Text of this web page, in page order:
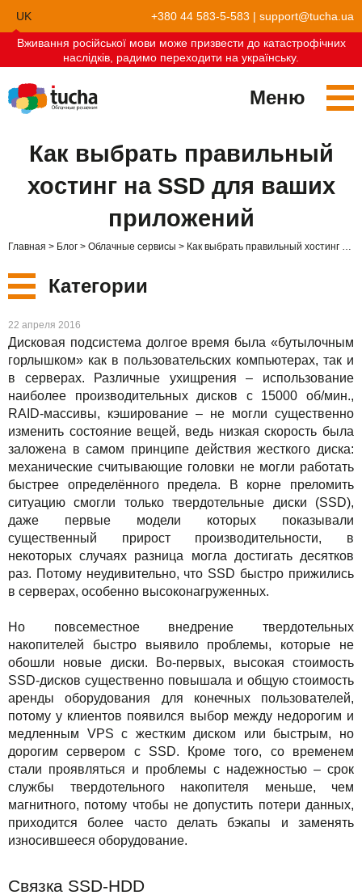
UK
EN
+380 44 583-5-583 | support@tucha.ua
Вживання російської мови може призвести до катастрофічних
наслідків, радимо переходити на українську.
Меню
TuchaBit+
TuchaMetal
TuchaBackup
TuchaHosting
TuchaSync
Облака для e-commerce
Хостинг сайтов-конструкторов
Удаленный офис
Реселінг хостингу
Стать партнёром
Отзывы
Компания
Карьера
Контакты
Как выбрать правильный
хостинг на SSD для ваших
приложений
Главная Блог Облачные сервисы Как выбрать правильный хостинг на SSD для ваших приложений
Категории
Новые
Сервисы
Решения
Для бизнеса
Техподдержка
Инструкции
Интервью
Авторская колонка
События
Праздники
Акции
22 апреля 2016
Дисковая подсистема долгое время была «бутылочным
горлышком» как в пользовательских компьютерах, так и
в серверах. Различные ухищрения – использование
наиболее производительных дисков с 15000 об/мин.,
RAID-массивы, кэширование – не могли существенно
изменить состояние вещей, ведь низкая скорость была
заложена в самом принципе действия жесткого диска:
механические считывающие головки не могли работать
быстрее определённого предела. В корне преломить
ситуацию смогли только твердотельные диски (SSD),
даже первые модели которых показывали
существенный прирост производительности, в
некоторых случаях разница могла достигать десятков
раз. Потому неудивительно, что SSD быстро прижились
в серверах, особенно высоконагруженных.
Но повсеместное внедрение твердотельных
накопителей быстро выявило проблемы, которые не
обошли новые диски. Во-первых, высокая стоимость
SSD-дисков существенно повышала и общую стоимость
аренды оборудования для конечных пользователей,
потому у клиентов появился выбор между недорогим и
медленным VPS с жестким диском или быстрым, но
дорогим сервером с SSD. Кроме того, со временем
стали проявляться и проблемы с надежностью – срок
службы твердотельного накопителя меньше, чем
магнитного, потому чтобы не допустить потери данных,
приходится более часто делать бэкапы и заменять
износившееся оборудование.
Связка SSD-HDD